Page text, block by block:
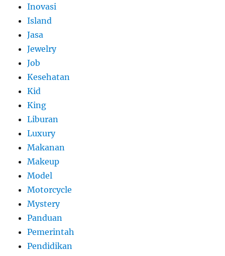
Inovasi
Island
Jasa
Jewelry
Job
Kesehatan
Kid
King
Liburan
Luxury
Makanan
Makeup
Model
Motorcycle
Mystery
Panduan
Pemerintah
Pendidikan